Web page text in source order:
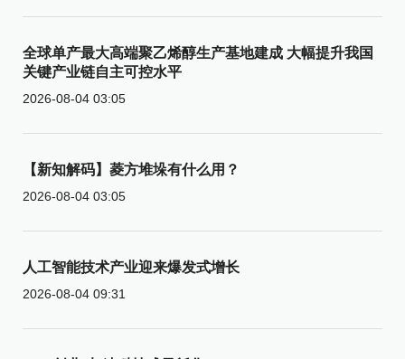
全球单产最大高端聚乙烯醇生产基地建成 大幅提升我国
关键产业链自主可控水平
2026-08-04 03:05
【新知解码】菱方堆垛有什么用？
2026-08-04 03:05
人工智能技术产业迎来爆发式增长
2026-08-04 09:31